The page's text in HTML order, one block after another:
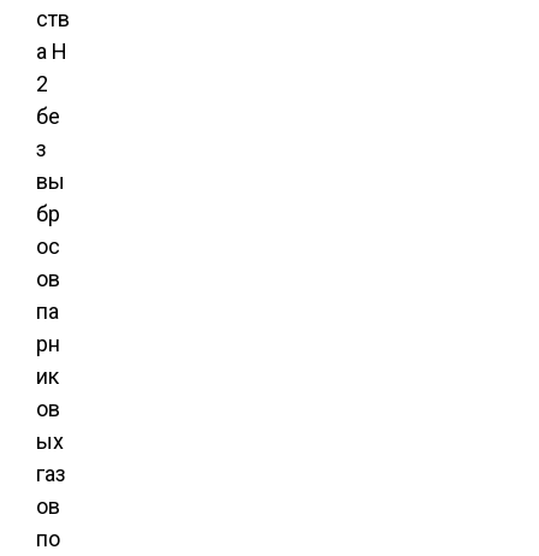
ств
а H
2
бе
з
вы
бр
ос
ов
па
рн
ик
ов
ых
газ
ов
по